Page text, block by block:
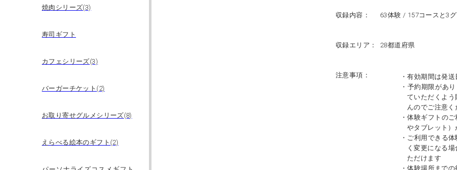
焼肉シリーズ(3)
寿司ギフト
カフェシリーズ(3)
バーガーチケット(2)
お取り寄せグルメシリーズ(8)
えらべる絵本のギフト(2)
収録内容： 63体験 / 157コースと3
収録エリア： 28都道府県
注意事項：
・有効期間は発
・予約期限があ
ていただくよ
んのでご注意く
・体験ギフトの
やタブレット）
・ご利用できる
く変更になる
ただけます
・体験場所まで